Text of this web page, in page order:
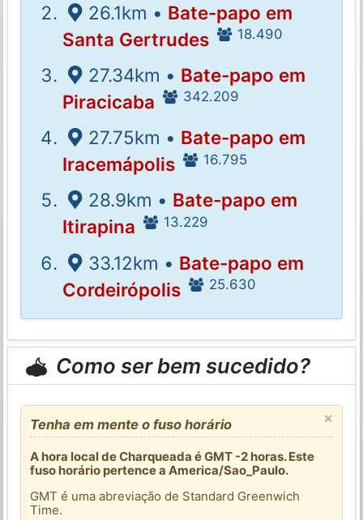
26.1km • Bate-papo em
Santa Gertrudes
18.490
27.34km • Bate-papo em
Piracicaba
342.209
27.75km • Bate-papo em
Iracemápolis
16.795
28.9km • Bate-papo em
Itirapina
13.229
33.12km • Bate-papo em
Cordeirópolis
25.630
Como ser bem sucedido?
×
Tenha em mente o fuso horário
A hora local de Charqueada é GMT -2 horas. Este
fuso horário pertence a America/Sao_Paulo.
GMT é uma abreviação de Standard Greenwich
Time.